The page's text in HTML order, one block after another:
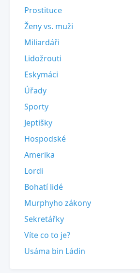
Prostituce
Ženy vs. muži
Miliardáři
Lidožrouti
Eskymáci
Úřady
Sporty
Jeptišky
Hospodské
Amerika
Lordi
Bohatí lidé
Murphyho zákony
Sekretářky
Víte co to je?
Usáma bin Ládin